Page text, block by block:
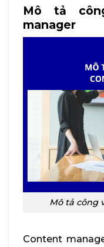
Mô tả
manager
Mô tả công
Content